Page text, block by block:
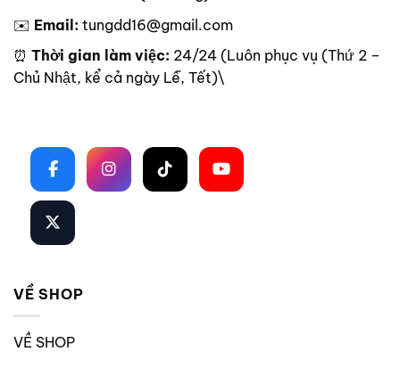
✉️ Email: tungdd16@gmail.com
⏰ Thời gian làm việc: 24/24 (Luôn phục vụ (Thứ 2 –
Chủ Nhật, kể cả ngày Lễ, Tết)\
VỀ SHOP
VỀ SHOP